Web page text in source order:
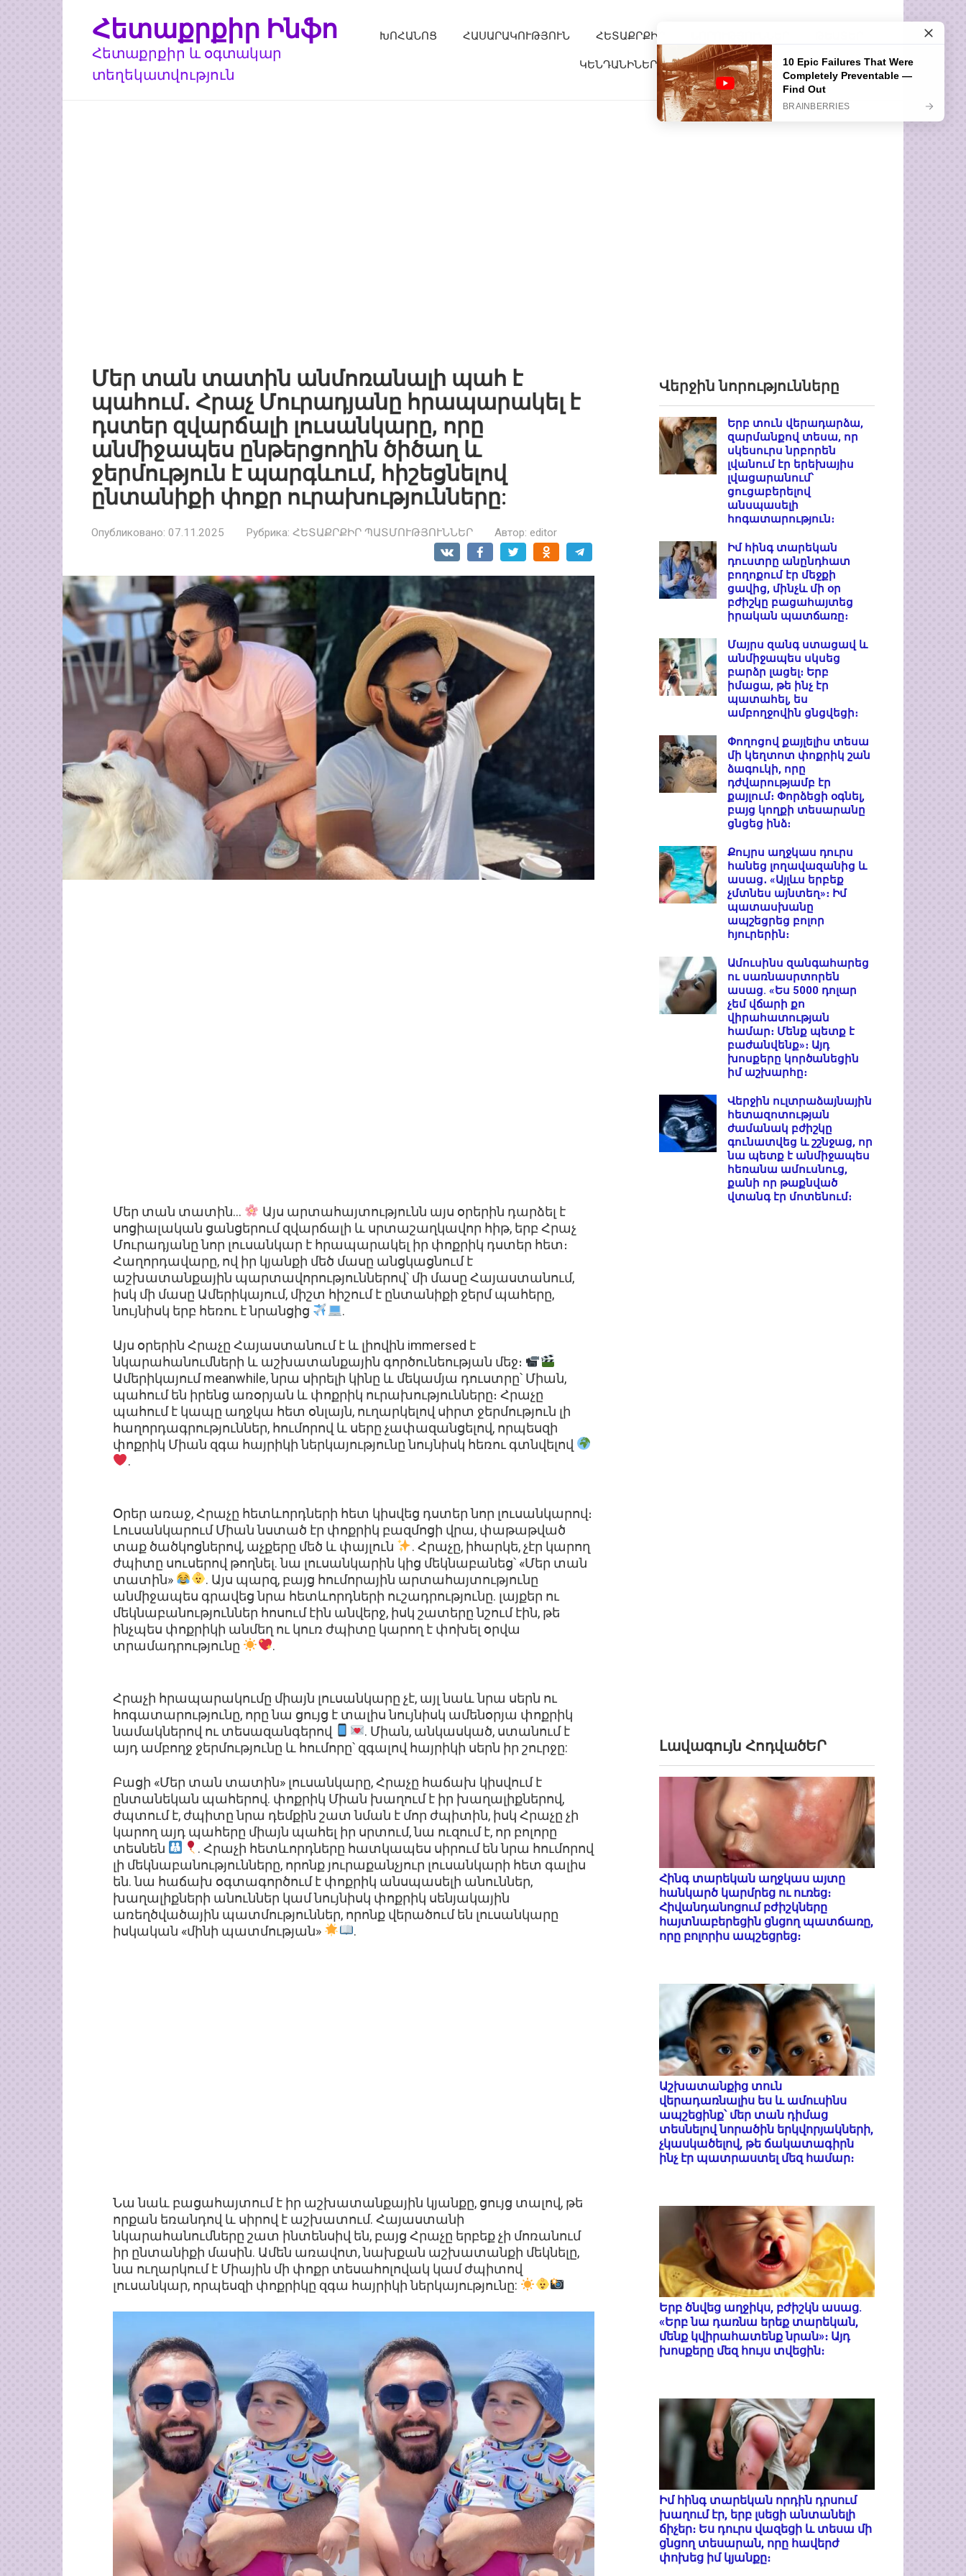
Հետաքրքիր Ինֆո
Հետաքրքիր և օգտակար
տեղեկատվություն
ԽՈՀԱՆՈՑ ՀԱՍԱՐԱԿՈՒԹՅՈՒՆ ՀԵՏԱՔՐՔԻՐ
ԿԵՆԴԱՆԻՆԵՐ ՀԵՏԱՔՐՔԻՐ ՊԱՏՄՈՒԹՅՈՒՆՆԵՐ
Մեր տան տատին անմոռանալի պահ է
պահում․ Հրաչ Մուրադյանը հրապարակել է
դստեր զվարճալի լուսանկարը, որը
անմիջապես ընթերցողին ծիծաղ և
ջերմություն է պարգևում, հիշեցնելով
ընտանիքի փոքր ուրախությունները:
Опубликовано: 07.11.2025 Рубрика: ՀԵՏԱՔՐՔԻՐ ՊԱՏՄՈՒԹՅՈՒՆՆԵՐ Автор: editor
Մեր տան տատին…
Այս արտահայտությունն այս օրերին դարձել է
սոցիալական ցանցերում զվարճալի և սրտաշաղկավոր հիթ, երբ Հրաչ
Մուրադյանը նոր լուսանկար է հրապարակել իր փոքրիկ դստեր հետ։
Հաղորդավարը, ով իր կյանքի մեծ մասը անցկացնում է
աշխատանքային պարտավորություններով՝ մի մասը Հայաստանում,
իսկ մի մասը Ամերիկայում, միշտ հիշում է ընտանիքի ջերմ պահերը,
նույնիսկ երբ հեռու է նրանցից
.
Այս օրերին Հրաչը Հայաստանում է և լիովին immersed է
նկարահանումների և աշխատանքային գործունեության մեջ։
Ամերիկայում meanwhile, նրա սիրելի կինը և մեկամյա դուստրը՝ Միան,
պահում են իրենց առօրյան և փոքրիկ ուրախությունները։ Հրաչը
պահում է կապը աղջկա հետ օնլայն, ուղարկելով սիրտ ջերմություն լի
հաղորդագրություններ, հումորով և սերը չափազանցելով, որպեսզի
փոքրիկ Միան զգա հայրիկի ներկայությունը նույնիսկ հեռու գտնվելով
.
Օրեր առաջ, Հրաչը հետևորդների հետ կիսվեց դստեր նոր լուսանկարով։
Լուսանկարում Միան նստած էր փոքրիկ բազմոցի վրա, փաթաթված
տաք ծածկոցներով, աչքերը մեծ և փայլուն
. Հրաչը, իհարկե, չէր կարող
ժպիտը սուսերով թողնել. նա լուսանկարին կից մեկնաբանեց՝ «Մեր տան
տատին»
. Այս պարզ, բայց հումորային արտահայտությունը
անմիջապես գրավեց նրա հետևորդների ուշադրությունը. լայքեր ու
մեկնաբանություններ հոսում էին անվերջ, իսկ շատերը նշում էին, թե
ինչպես փոքրիկի անմեղ ու կուռ ժպիտը կարող է փոխել օրվա
տրամադրությունը
.
Հրաչի հրապարակումը միայն լուսանկարը չէ, այլ նաև նրա սերն ու
հոգատարությունը, որը նա ցույց է տալիս նույնիսկ ամենօրյա փոքրիկ
նամակներով ու տեսազանգերով
. Միան, անկասկած, ստանում է
այդ ամբողջ ջերմությունը և հումորը՝ զգալով հայրիկի սերն իր շուրջը:
Բացի «Մեր տան տատին» լուսանկարը, Հրաչը հաճախ կիսվում է
ընտանեկան պահերով. փոքրիկ Միան խաղում է իր խաղալիքներով,
ժպտում է, ժպիտը նրա դեմքին շատ նման է մոր ժպիտին, իսկ Հրաչը չի
կարող այդ պահերը միայն պահել իր սրտում, նա ուզում է, որ բոլորը
տեսնեն
. Հրաչի հետևորդները հատկապես սիրում են նրա հումորով
լի մեկնաբանությունները, որոնք յուրաքանչյուր լուսանկարի հետ գալիս
են. նա հաճախ օգտագործում է փոքրիկ անսպասելի անուններ,
խաղալիքների անուններ կամ նույնիսկ փոքրիկ սենյակային
առեղծվածային պատմություններ, որոնք վերածում են լուսանկարը
իսկական «մինի պատմության»
.
Նա նաև բացահայտում է իր աշխատանքային կյանքը, ցույց տալով, թե
որքան եռանդով և սիրով է աշխատում. Հայաստանի
նկարահանումները շատ ինտենսիվ են, բայց Հրաչը երբեք չի մոռանում
իր ընտանիքի մասին. Ամեն առավոտ, նախքան աշխատանքի մեկնելը,
նա ուղարկում է Միային մի փոքր տեսահոլովակ կամ ժպիտով
լուսանկար, որպեսզի փոքրիկը զգա հայրիկի ներկայությունը:
Վերջին նորությունները
Երբ տուն վերադարձա,
զարմանքով տեսա, որ
սկեսուրս նրբորեն
լվանում էր երեխայիս
լվացարանում՝
ցուցաբերելով
անսպասելի
հոգատարություն։
Իմ հինգ տարեկան
դուստրը անընդհատ
բողոքում էր մեջքի
ցավից, մինչև մի օր
բժիշկը բացահայտեց
իրական պատճառը։
Մայրս զանգ ստացավ և
անմիջապես սկսեց
բարձր լացել։ Երբ
իմացա, թե ինչ էր
պատահել, ես
ամբողջովին ցնցվեցի։
Փողոցով քայլելիս տեսա
մի կեղտոտ փոքրիկ շան
ձագուկի, որը
դժվարությամբ էր
քայլում։ Փորձեցի օգնել,
բայց կողքի տեսարանը
ցնցեց ինձ։
Քույրս աղջկաս դուրս
հանեց լողավազանից և
ասաց․ «Այլևս երբեք
չմտնես այնտեղ»։ Իմ
պատասխանը
ապշեցրեց բոլոր
հյուրերին։
Ամուսինս զանգահարեց
ու սառնասրտորեն
ասաց. «Ես 5000 դոլար
չեմ վճարի քո
վիրահատության
համար։ Մենք պետք է
բաժանվենք»։ Այդ
խոսքերը կործանեցին
իմ աշխարհը։
Վերջին ուլտրաձայնային
հետազոտության
ժամանակ բժիշկը
գունատվեց և շշնջաց, որ
նա պետք է անմիջապես
հեռանա ամուսնուց,
քանի որ թաքնված
վտանգ էր մոտենում։
Լավագույն ՀոդվածԵՐ
Հինգ տարեկան աղջկաս այտը
հանկարծ կարմրեց ու ուռեց։
Հիվանդանոցում բժիշկները
հայտնաբերեցին ցնցող պատճառը,
որը բոլորիս ապշեցրեց։
Աշխատանքից տուն
վերադառնալիս ես և ամուսինս
ապշեցինք՝ մեր տան դիմաց
տեսնելով նորածին երկվորյակների,
չկասկածելով, թե ճակատագիրն
ինչ էր պատրաստել մեզ համար։
Երբ ծնվեց աղջիկս, բժիշկն ասաց.
«Երբ նա դառնա երեք տարեկան,
մենք կվիրահատենք նրան»։ Այդ
խոսքերը մեզ հույս տվեցին։
Իմ հինգ տարեկան որդին դրսում
խաղում էր, երբ լսեցի անտանելի
ճիչեր։ Ես դուրս վազեցի և տեսա մի
ցնցող տեսարան, որը հավերժ
փոխեց իմ կյանքը։